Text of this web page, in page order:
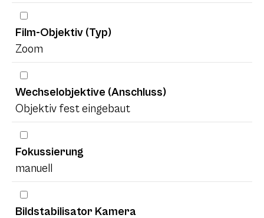
Film-Objektiv (Typ)
Zoom
Wechselobjektive (Anschluss)
Objektiv fest eingebaut
Fokussierung
manuell
Bildstabilisator Kamera